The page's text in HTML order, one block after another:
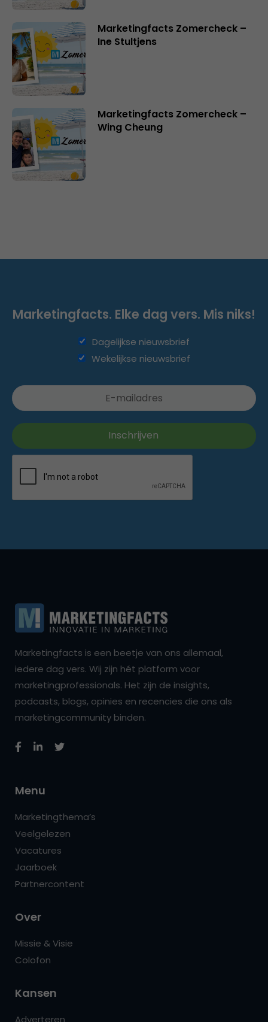
Marketingfacts Zomercheck –
Ine Stultjens
Marketingfacts Zomercheck –
Wing Cheung
Marketingfacts. Elke dag vers. Mis niks!
Dagelijkse nieuwsbrief
Wekelijkse nieuwsbrief
Marketingfacts is een beetje van ons allemaal,
iedere dag vers. Wij zijn hét platform voor
marketingprofessionals. Het zijn de insights,
podcasts, blogs, opinies en recencies die ons als
marketingcommunity binden.
Menu
Marketingthema’s
Veelgelezen
Vacatures
Jaarboek
Partnercontent
Over
Missie & Visie
Colofon
Kansen
Adverteren